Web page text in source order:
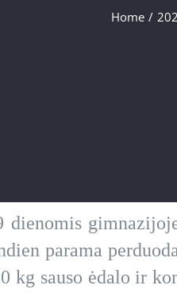
Home /
dienomis
parama
kg sauso ėdalo ir